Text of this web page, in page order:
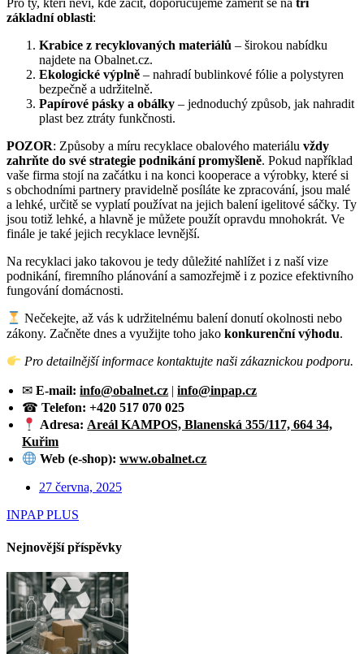
Pro ty, kteří neví, kde začít, doporučujeme zaměřit se na tři
základní oblasti:
Krabice z recyklovaných materiálů – širokou nabídku
najdete na Obalnet.cz.
Ekologické výplně – nahradí bublinkové fólie a polystyren
bezpečně a udržitelně.
Papírové pásky a obálky – jednoduchý způsob, jak nahradit
plast bez ztráty funkčnosti.
POZOR: Způsoby a míru recyklace obalového materiálu vždy
zahrňte do své strategie podnikání promyšleně. Pokud například
vaše firma stojí na začátku i na konci kooperace a výrobky, které si
s obchodními partnery pravidelně posíláte ke zpracování, jsou malé
a lehké, určitě se vyplatí používat na jejich balení igelitové sáčky. Ty
jsou totiž lehké, a hlavně je můžete použít opravdu mnohokrát. Ve
finále je také jejich recyklace levnější.
Na recyklaci jako takovou je tedy důležité nahlížet i z naší vize
podnikání, firemního plánování a samozřejmě i z pozice efektivního
fungování domácnosti.
Nečekejte, až vás k udržitelnému balení donutí okolnosti nebo
zákony. Začněte dnes a využijte toho jako konkurenční výhodu.
Pro detailnější informace kontaktujte naši zákaznickou podporu.
✉E-mail: info@obalnet.cz |info@inpap.cz
☎Telefon: +420 517 070 025
Adresa: Areál KAMPOS, Blanenská 355/117, 664 34,
Kuřim
Web (e-shop): www.obalnet.cz
27 června, 2025
INPAP PLUS
Nejnovější příspěvky